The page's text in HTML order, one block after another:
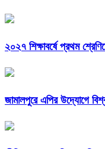
২০২৭ শিক্ষাবর্ষে প্রথম
জামালপুরে এপির উদ্যোগে